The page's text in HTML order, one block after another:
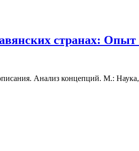
странах:
Анализ концепций. М.: Наука,